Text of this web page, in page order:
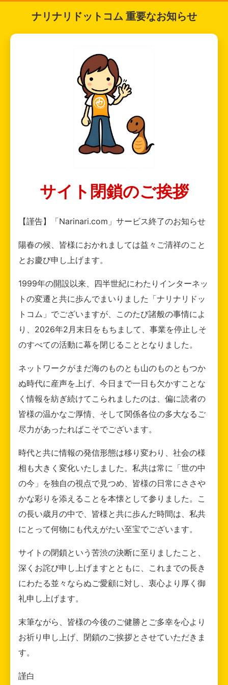
ナリナリドットコム 重要なお知らせ
サイト閉鎖のご挨拶
【謹告】「Narinari.com」サービス終了のお知らせ
陽春の候、皆様におかれましては益々ご清祥のこと
とお慶び申し上げます。
1999年の開設以来、四半世紀にわたりインターネッ
トの変遷と共に歩んでまいりました「ナリナリドッ
トコム」でございますが、このたび諸般の事情によ
り、2026年2月末日をもちまして、事業を停止しそ
のすべての活動に幕を閉じることとなりました。
ネットワークがまだ海のものとも山のものともつか
ぬ時代に産声を上げ、今日まで一日も欠かすことな
く情報を紡ぎ続けてこられましたのは、偏に読者の
皆様の温かなご厚情、そして関係各位の多大なるご
尽力があったればこそでございます。
時代と共に情報の発信形態は移り変わり、社会の様
相も大きく変化いたしました。私共は常に「世の中
の今」を独自の視点で見つめ、皆様の日常にささや
かな彩りを添えることを本懐として参りました。こ
の長い歳月の中で、皆様と共に歩んだ時間は、私共
にとって何物にも代えがたい至宝でございます。
サイトの閉鎖という苦渋の決断に至りましたこと、
深くお詫び申し上げますとともに、これまでの長き
にわたる並々ならぬご愛顧に対し、衷心より厚く御
礼申し上げます。
末筆ながら、皆様の今後のご健勝とご多幸を心より
お祈り申し上げ、閉鎖のご挨拶とさせていただきま
す。
謹白